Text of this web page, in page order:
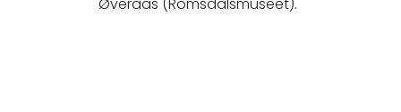
Øveraas (Romsdalsmuseet).